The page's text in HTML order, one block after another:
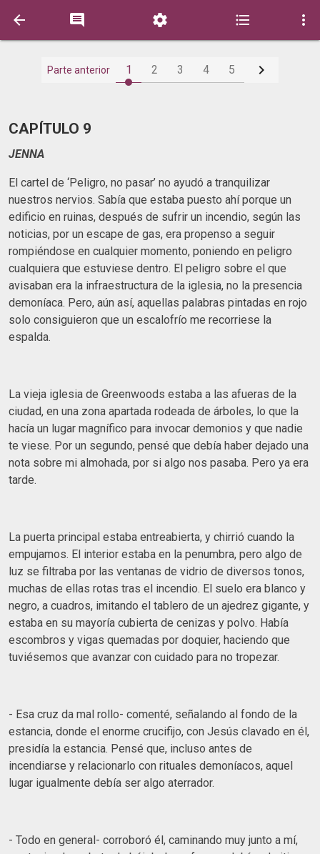
    
Parte anterior 1 2 3 4 5 
CAPÍTULO 9
JENNA
El cartel de ‘Peligro, no pasar’ no ayudó a tranquilizar
nuestros nervios. Sabía que estaba puesto ahí porque un
edificio en ruinas, después de sufrir un incendio, según las
noticias, por un escape de gas, era propenso a seguir
rompiéndose en cualquier momento, poniendo en peligro
cualquiera que estuviese dentro. El peligro sobre el que
avisaban era la infraestructura de la iglesia, no la presencia
demoníaca. Pero, aún así, aquellas palabras pintadas en rojo
solo consiguieron que un escalofrío me recorriese la
espalda.
La vieja iglesia de Greenwoods estaba a las afueras de la
ciudad, en una zona apartada rodeada de árboles, lo que la
hacía un lugar magnífico para invocar demonios y que nadie
te viese. Por un segundo, pensé que debía haber dejado una
nota sobre mi almohada, por si algo nos pasaba. Pero ya era
tarde.
La puerta principal estaba entreabierta, y chirrió cuando la
empujamos. El interior estaba en la penumbra, pero algo de
luz se filtraba por las ventanas de vidrio de diversos tonos,
muchas de ellas rotas tras el incendio. El suelo era blanco y
negro, a cuadros, imitando el tablero de un ajedrez gigante, y
estaba en su mayoría cubierta de cenizas y polvo. Había
escombros y vigas quemadas por doquier, haciendo que
tuviésemos que avanzar con cuidado para no tropezar.
- Esa cruz da mal rollo- comenté, señalando al fondo de la
estancia, donde el enorme crucifijo, con Jesús clavado en él,
presidía la estancia. Pensé que, incluso antes de
incendiarse y relacionarlo con rituales demoníacos, aquel
lugar igualmente debía ser algo aterrador.
- Todo en general- corroboró él, caminando muy junto a mí,